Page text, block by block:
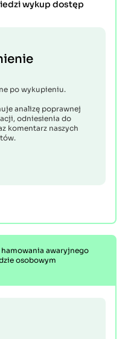
wykup dostęp
po wykupieniu.
analizę poprawnej
odniesienia do
komentarz naszych
awaryjnego
osobowym